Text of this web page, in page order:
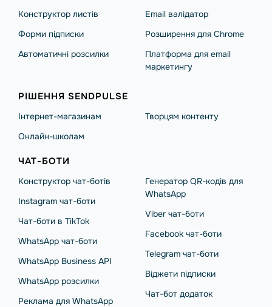
Конструктор листів
Форми підписки
Автоматичні розсилки
Email валідатор
Розширення для Chrome
Платформа для email
маркетингу
РІШЕННЯ SENDPULSE
Інтернет-магазинам
Онлайн-школам
Творцям контенту
ЧАТ-БОТИ
Конструктор чат-ботів
Instagram чат-боти
Чат-боти в TikTok
WhatsApp чат-боти
WhatsApp Business API
WhatsApp розсилки
Реклама для WhatsApp
Генератор QR-кодів для
WhatsApp
Viber чат-боти
Facebook чат-боти
Telegram чат-боти
Віджети підписки
Чат-бот додаток